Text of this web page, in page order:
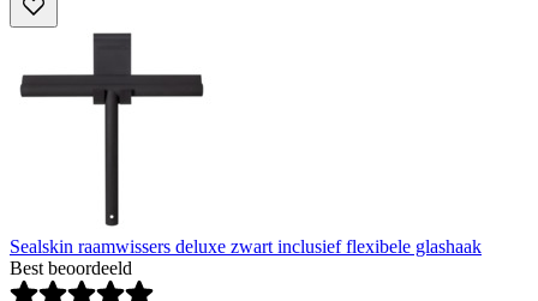
Sealskin raamwissers deluxe zwart inclusief flexibele glashaak
Best beoordeeld